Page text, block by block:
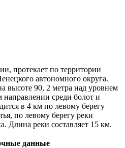
протекает по территории
автономного округа.
высоте 90, 2 метра над уровнем
направлении среди болот и
в 4 км по левому берегу
по левому берегу реки
Длина реки составляет 15 км.
данные